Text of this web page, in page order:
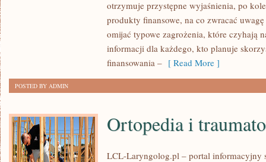
FINANSE
OSOBISTE
otrzymuje przystępne wyjaśnienia, po
produkty finansowe, na co zwracać
omijać typowe zagrożenia, które czyhają
informacji dla każdego, kto planuje
finansowania – [ Read More ]
POSTED BY ADMIN
Ortopedia i
LCL-Laryngolog.pl – portal informacyjny